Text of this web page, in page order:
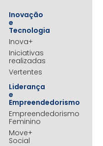
Inovação
e
Tecnologia
Inova+
Iniciativas
realizadas
Vertentes
Liderança
e
Empreendedorismo
Empreendedorismo
Feminino
Move+
Social